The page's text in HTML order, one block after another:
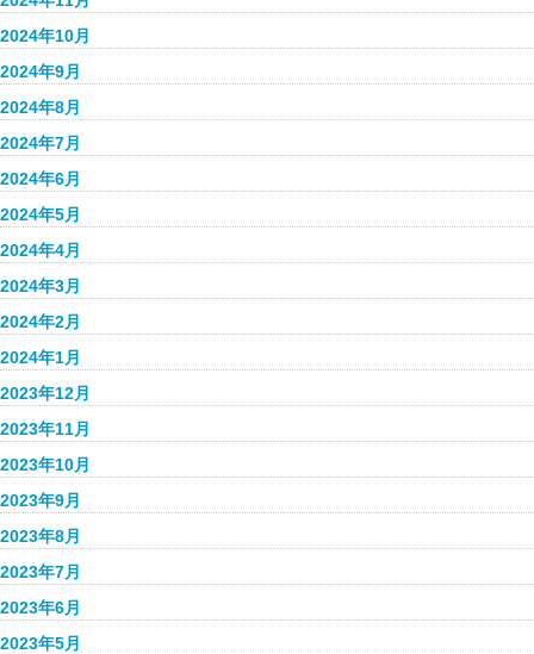
2024年10月
2024年9月
2024年8月
2024年7月
2024年6月
2024年5月
2024年4月
2024年3月
2024年2月
2024年1月
2023年12月
2023年11月
2023年10月
2023年9月
2023年8月
2023年7月
2023年6月
2023年5月